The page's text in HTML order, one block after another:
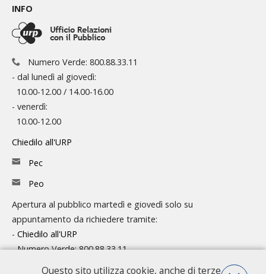
INFO
Numero Verde: 800.88.33.11
- dal lunedì al giovedì:
10.00-12.00 / 14.00-16.00
- venerdì:
10.00-12.00
Chiedilo all'URP
Pec
Peo
Apertura al pubblico martedì e giovedì solo su
appuntamento da richiedere tramite:
- Chiedilo all'URP
- Numero Verde: 800.88.33.11
Consulta l'organigramma
Questo sito utilizza cookie, anche di terze